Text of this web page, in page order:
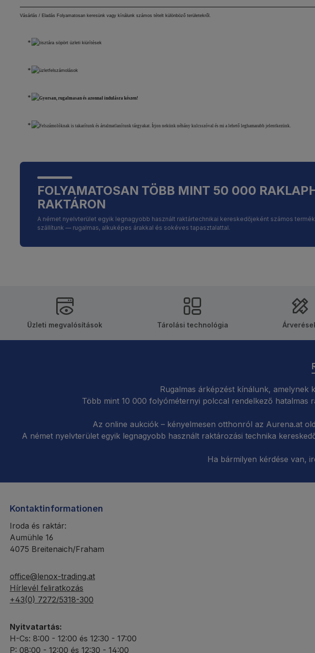
Vásárlás / Eladás Folyamatosan keresünk vagy kínálunk számos tételt különböző területekről.
tisztára söpört üzleti kiürítések
üzletfelszámolások
Gyorsan, rugalmasan és azonnal indulásra készen!
Felszámolóknak is takarítunk és ártalmatlanítunk tárgyakat. Írjon nekünk néhány kulcsszóval és mi a lehető leghamarabb jelentkezünk.
FOLYAMATOSAN TÖBB MINT 50 000
RAKTÁRON
A német nyelvterület egyik legnagyobb használt raktártechnikai kereskedőjeként számos
szállítunk — rugalmas, alkuképes árakkal és sokéves tapasztalattal.
Üzleti megvalósítások Tárolási technológia
Rugalmas árképzést kínálunk, amelynek
Több mint 10 000 folyóméternyi polccal rendelkező
Az online aukciók – kényelmesen otthonról az Aurena.at
A német nyelvterület egyik legnagyobb használt raktározási technika
Ha bármilyen kérdése van,
Kontaktinformationen
Iroda és raktár:
Aumühle 16
4075 Breitenaich/Fraham
office@lenox-trading.at
Hírlevél feliratkozás
+43(0) 7272/5318-300
Nyitvatartás:
H-Cs: 8:00 - 12:00 és 12:30 - 17:00
P: 08:00 - 12:00 és 12:30 - 14:00